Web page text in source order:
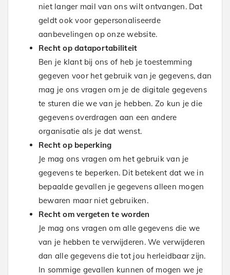
niet langer mail van ons wilt ontvangen. Dat
geldt ook voor gepersonaliseerde
aanbevelingen op onze website.
Recht op dataportabiliteit
Ben je klant bij ons of heb je toestemming
gegeven voor het gebruik van je gegevens, dan
mag je ons vragen om je de digitale gegevens
te sturen die we van je hebben. Zo kun je die
gegevens overdragen aan een andere
organisatie als je dat wenst.
Recht op beperking
Je mag ons vragen om het gebruik van je
gegevens te beperken. Dit betekent dat we in
bepaalde gevallen je gegevens alleen mogen
bewaren maar niet gebruiken.
Recht om vergeten te worden
Je mag ons vragen om alle gegevens die we
van je hebben te verwijderen. We verwijderen
dan alle gegevens die tot jou herleidbaar zijn.
In sommige gevallen kunnen of mogen we je